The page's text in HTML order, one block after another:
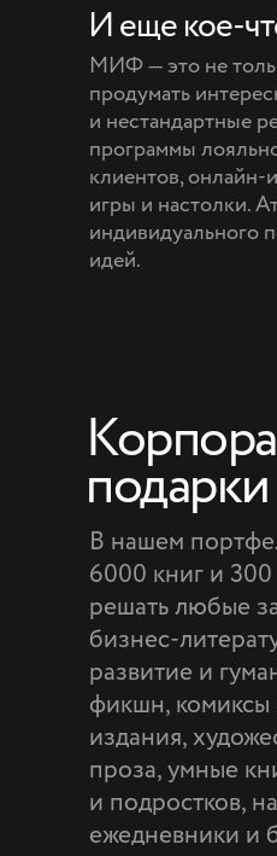
МИФ — это не
продумать
и нестандартные
программы
клиентов, онлайн-
игры и настолки.
индивидуального
идей.
И еще кое-
В нашем
6000 книг и
решать любые
бизнес-
развитие и
фикшн,
издания,
проза, умные
и подростков,
ежедневники и
подарки